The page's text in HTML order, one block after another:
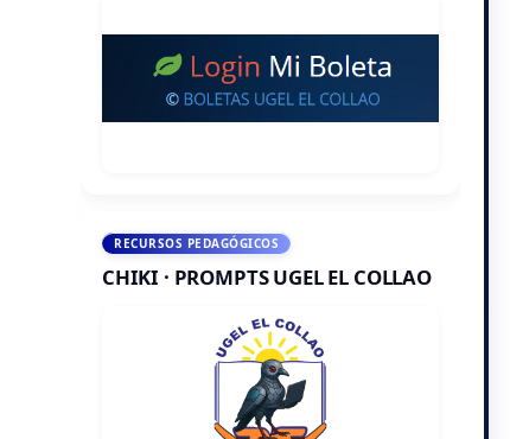
RECURSOS PEDAGÓGICOS
CHIKI · PROMPTS UGEL EL COLLAO